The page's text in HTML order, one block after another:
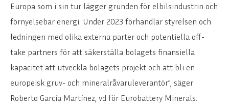
Europa som i sin tur lägger grunden för elbilsindustrin och
förnyelsebar energi. Under 2023 förhandlar styrelsen och
ledningen med olika externa parter och potentiella off-
take partners för att säkerställa bolagets finansiella
kapacitet att utveckla bolagets projekt och att bli en
europeisk gruv- och mineralråvaruleverantör”, säger
Roberto García Martínez, vd för Eurobattery Minerals.